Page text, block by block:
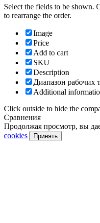
Select the fields to be shown.
to rearrange the order.
Image
Price
Add to cart
SKU
Description
Диапазон рабочих
Additional
Click outside to hide the
Сравнения
Продолжая просмотр, вы
cookies
Принять